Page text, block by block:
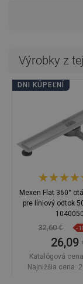
Výrobky z
DNI KÚPEĽNÍ
Mexen Flat 360°
pre líniový odtok
1040050
32,60 € -
26,09
Katalógová
Najnižšia cena: